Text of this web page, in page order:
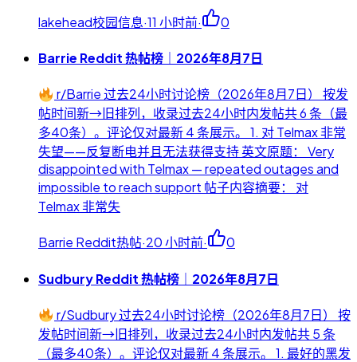
lakehead校园信息·11 小时前· 0
Barrie Reddit 热帖榜｜2026年8月7日
r/Barrie 过去24小时讨论榜（2026年8月7日） 按发
帖时间新→旧排列，收录过去24小时内发帖共 6 条（最
多40条）。评论仅对最新 4 条展示。 1. 对 Telmax 非常
失望——反复断电并且无法获得支持 英文原题： Very
disappointed with Telmax — repeated outages and
impossible to reach support 帖子内容摘要： 对
Telmax 非常失
Barrie Reddit热帖·20 小时前· 0
Sudbury Reddit 热帖榜｜2026年8月7日
r/Sudbury 过去24小时讨论榜（2026年8月7日） 按
发帖时间新→旧排列，收录过去24小时内发帖共 5 条
（最多40条）。评论仅对最新 4 条展示。 1. 最好的黑发